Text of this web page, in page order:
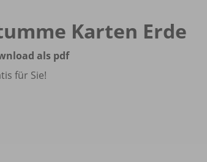
Karten Erde
als pdf
für Sie!